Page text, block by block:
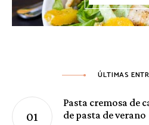
ÚLTIMAS
Pasta cremosa de
de pasta de verano